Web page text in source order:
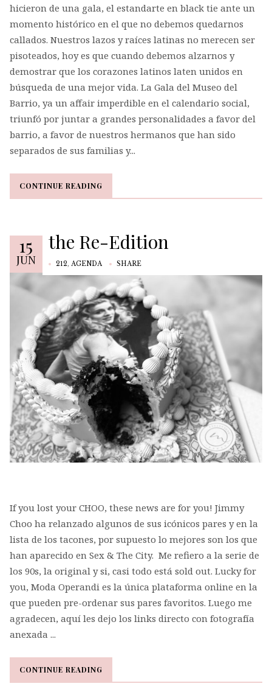
hicieron de una gala, el estandarte en black tie ante un
momento histórico en el que no debemos quedarnos
callados. Nuestros lazos y raíces latinas no merecen ser
pisoteados, hoy es que cuando debemos alzarnos y
demostrar que los corazones latinos laten unidos en
búsqueda de una mejor vida. La Gala del Museo del
Barrio, ya un affair imperdible en el calendario social,
triunfó por juntar a grandes personalidades a favor del
barrio, a favor de nuestros hermanos que han sido
separados de sus familias y...
CONTINUE READING
CONTINUE READING
15
JUN
the Re-Edition
212, AGENDA SHARE
If you lost your CHOO, these news are for you! Jimmy
Choo ha relanzado algunos de sus icónicos pares y en la
lista de los tacones, por supuesto lo mejores son los que
han aparecido en Sex & The City. Me refiero a la serie de
los 90s, la original y si, casi todo está sold out. Lucky for
you, Moda Operandi es la única plataforma online en la
que pueden pre-ordenar sus pares favoritos. Luego me
agradecen, aquí les dejo los links directo con fotografía
anexada ...
CONTINUE READING
CONTINUE READING